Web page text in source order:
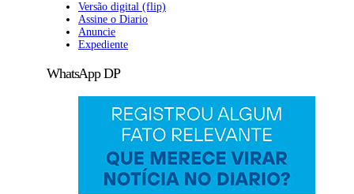
Versão digital (flip)
Assine o Diario
Anuncie
Expediente
WhatsApp DP